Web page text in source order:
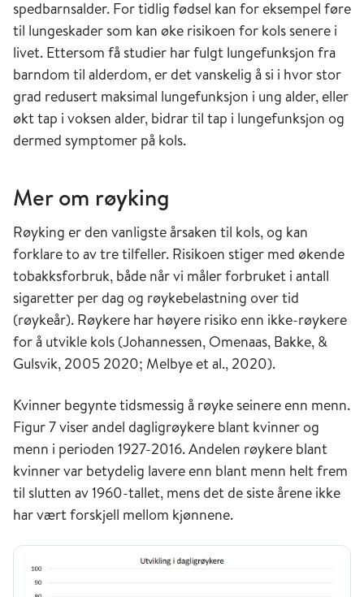
spedbarnsalder. For tidlig fødsel kan for eksempel føre
til lungeskader som kan øke risikoen for kols senere i
livet. Ettersom få studier har fulgt lungefunksjon fra
barndom til alderdom, er det vanskelig å si i hvor stor
grad redusert maksimal lungefunksjon i ung alder, eller
økt tap i voksen alder, bidrar til tap i lungefunksjon og
dermed symptomer på kols.
Mer om røyking
Røyking er den vanligste årsaken til kols, og kan
forklare to av tre tilfeller. Risikoen stiger med økende
tobakksforbruk, både når vi måler forbruket i antall
sigaretter per dag og røykebelastning over tid
(røykeår). Røykere har høyere risiko enn ikke-røykere
for å utvikle kols (Johannessen, Omenaas, Bakke, &
Gulsvik, 2005 2020; Melbye et al., 2020).
Kvinner begynte tidsmessig å røyke seinere enn menn.
Figur 7 viser andel dagligrøykere blant kvinner og
menn i perioden 1927-2016. Andelen røykere blant
kvinner var betydelig lavere enn blant menn helt frem
til slutten av 1960-tallet, mens det de siste årene ikke
har vært forskjell mellom kjønnene.